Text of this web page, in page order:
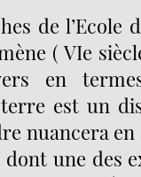
de l’Ecole
( VIe
en
est un
nuancera
une des